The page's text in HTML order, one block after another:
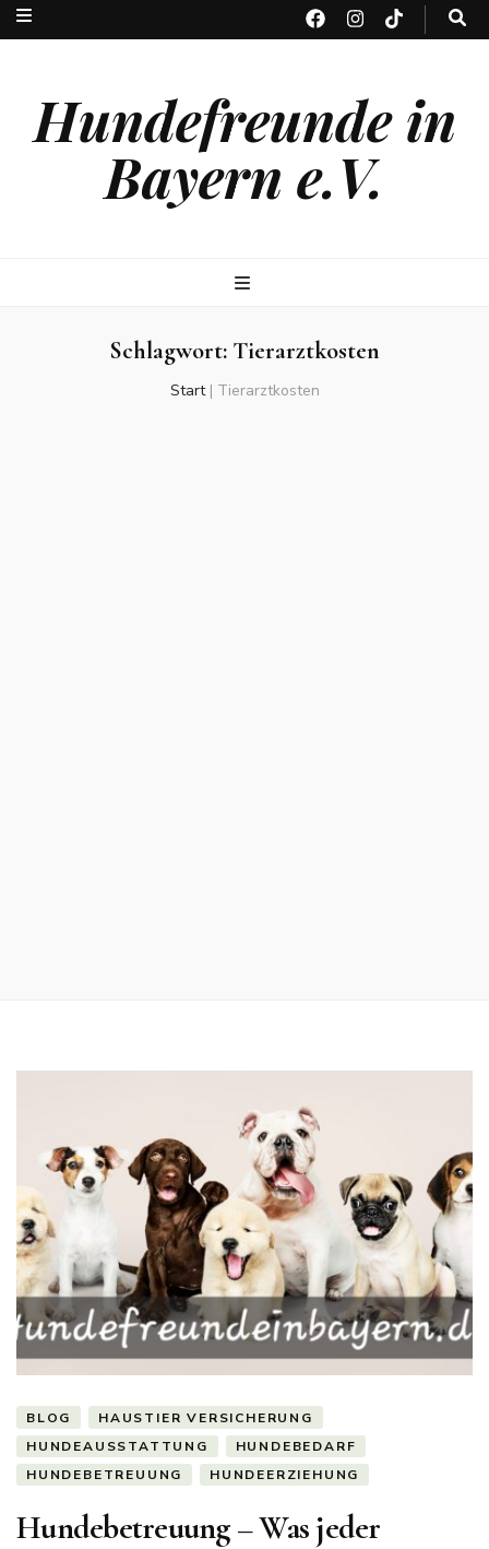
Hundefreunde in
Bayern e.V.
Schlagwort: Tierarztkosten
Start | Tierarztkosten
BLOG
HAUSTIER VERSICHERUNG
HUNDEAUSSTATTUNG
HUNDEBEDARF
HUNDEBETREUUNG
HUNDEERZIEHUNG
Hundebetreuung – Was jeder